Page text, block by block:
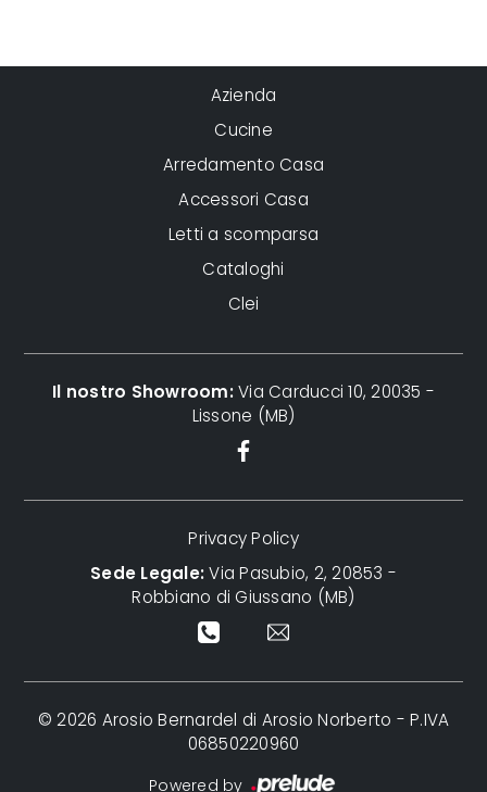
Azienda
Cucine
Arredamento Casa
Accessori Casa
Letti a scomparsa
Cataloghi
Clei
Il nostro Showroom:Via Carducci 10, 20035 -
Lissone (MB)
Privacy Policy
Sede Legale:Via Pasubio, 2, 20853 -
Robbiano di Giussano (MB)
© 2026 Arosio Bernardel di Arosio Norberto - P.IVA
06850220960
Powered by